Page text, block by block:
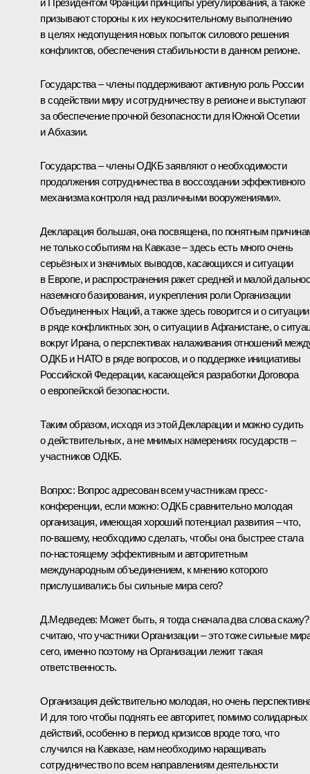
и Президентом Франции принципы урегулирования, а также
призывают стороны к их неукоснительному выполнению
в целях недопущения новых попыток силового решения
конфликтов, обеспечения стабильности в данном регионе.
Государства – члены поддерживают активную роль России
в содействии миру и сотрудничеству в регионе и выступают
за обеспечение прочной безопасности для Южной Осетии
и Абхазии.
Государства – члены ОДКБ заявляют о необходимости
продолжения сотрудничества в воссоздании эффективного
механизма контроля над различными вооружениями».
Декларация большая, она посвящена, по понятным
не только событиям на Кавказе – здесь есть много очень
серьёзных и значимых выводов, касающихся и ситуации
в Европе, и распространения ракет средней и малой
наземного базирования, и укрепления роли Организации
Объединенных Наций, а также здесь говорится и о ситуации
в ряде конфликтных зон, о ситуации в Афганистане, о
вокруг Ирана, о перспективах налаживания отношений
ОДКБ и НАТО в ряде вопросов, и о поддержке инициативы
Российской Федерации, касающейся разработки Договора
о европейской безопасности.
Таким образом, исходя из этой Декларации и можно судить
о действительных, а не мнимых намерениях государств –
участников ОДКБ.
Вопрос: Вопрос адресован всем участникам пресс-
конференции, если можно: ОДКБ сравнительно молодая
организация, имеющая хороший потенциал развития – что,
по‑вашему, необходимо сделать, чтобы она быстрее стала
по‑настоящему эффективным и авторитетным
международным объединением, к мнению которого
прислушивались бы сильные мира сего?
Д.Медведев: Может быть, я тогда сначала два слова
считаю, что участники Организации – это тоже сильные
сего, именно поэтому на Организации лежит такая
ответственность.
Организация действительно молодая, но очень
И для того чтобы поднять ее авторитет, помимо солидарных
действий, особенно в период кризисов вроде того, что
случился на Кавказе, нам необходимо наращивать
сотрудничество по всем направлениям деятельности